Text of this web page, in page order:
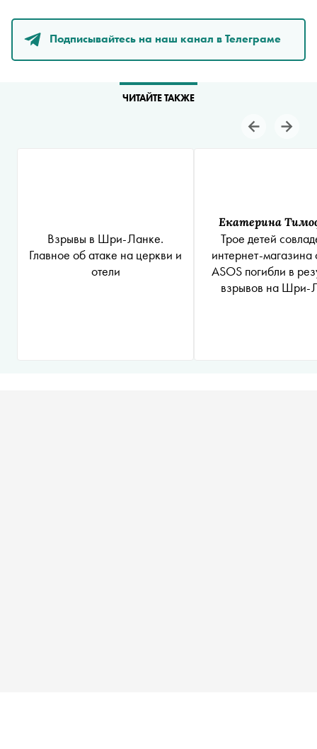
Подписывайтесь на наш канал в Телеграме
ЧИТАЙТЕ ТАКЖЕ
Взрывы в Шри-Ланке.
Главное об атаке на церкви и
отели
Екатерина
Трое детей
интернет-
ASOS погибли в
взрывов на Шри-